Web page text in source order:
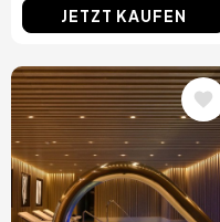
JETZT KAUFEN
Bild